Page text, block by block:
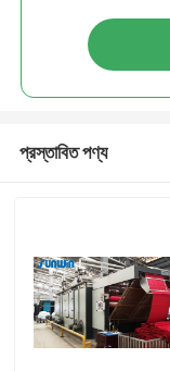
প্রস্তাবিত পণ্য